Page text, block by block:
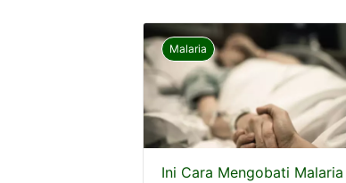
Malaria
Ini Cara Mengobati Malaria